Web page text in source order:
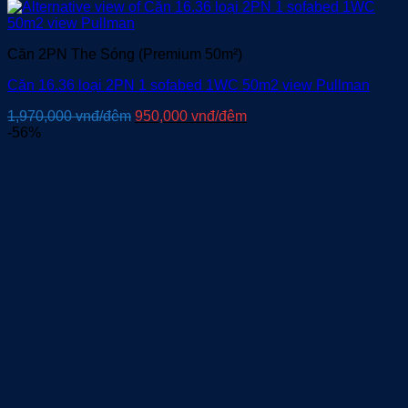
Căn 2PN The Sóng (Premium 50m²)
Căn 16.36 loại 2PN 1 sofabed 1WC 50m2 view Pullman
1,970,000vnđ/đêm Giá
950,000 vnđ/đêmGiá
-56%